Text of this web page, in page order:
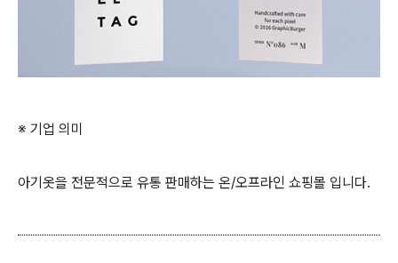
※ 기업 의미
아기옷을 전문적으로 유통 판매하는 온/오프라인 쇼핑몰 입니다.